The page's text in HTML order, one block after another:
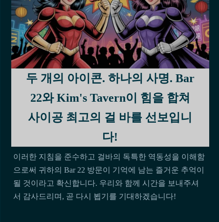
이러한 지침을 준수하고 걸바의 독특한 역동성을 이해함
으로써 귀하의 Bar 22 방문이 기억에 남는 즐거운 추억이
될 것이라고 확신합니다. 우리와 함께 시간을 보내주셔
서 감사드리며, 곧 다시 뵙기를 기대하겠습니다!
두 개의 아이콘. 하나의 사명. Bar
22와 Kim's Tavern이 힘을 합쳐
사이공 최고의 걸 바를 선보입니
다!